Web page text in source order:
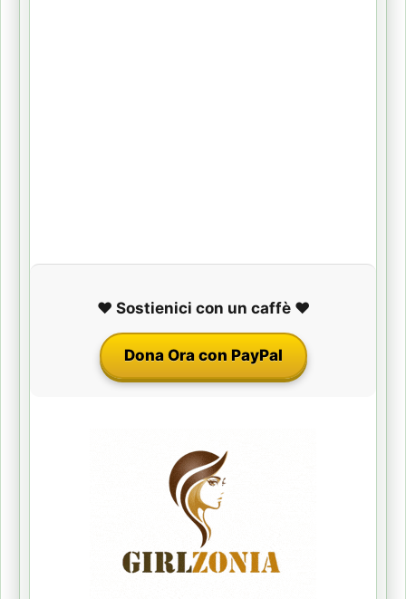
❤️ Sostienici con un caffè ❤️
Dona Ora con PayPal